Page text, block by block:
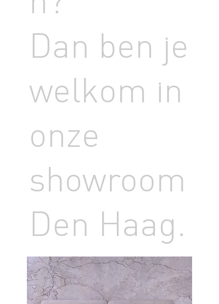
Dan ben je
welkom in
onze
showroom
Den Haag.